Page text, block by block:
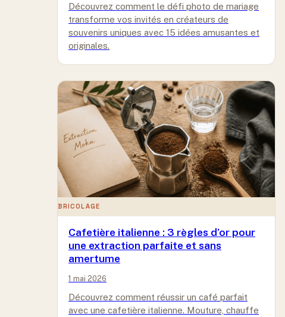
Découvrez comment le défi photo de mariage
transforme vos invités en créateurs de
souvenirs uniques avec 15 idées amusantes et
originales.
BRICOLAGE
Cafetière italienne : 3 règles d’or pour
une extraction parfaite et sans
amertume
1 mai 2026
Découvrez comment réussir un café parfait
avec une cafetière italienne. Mouture, chauffe